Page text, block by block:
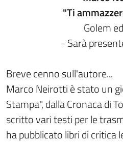
"Ti
Golem
- Sarà
Breve cenno sull'autore...
Marco Neirotti è stato un
Stampa", dalla Cronaca di
scritto vari testi per le
ha pubblicato libri di critica